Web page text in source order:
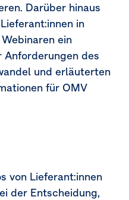
Darüber hinaus
in
ein
Anforderungen des
und erläuterten
für OMV
von Lieferant:innen
der Entscheidung,